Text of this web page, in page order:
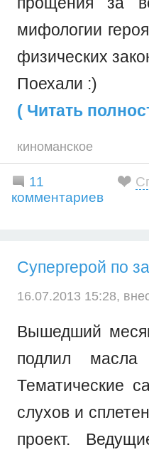
мифологии
физических
Поехали :)
( Читать
киноманское
11
комментариев
Супергерой по
16.07.2013 15:28,
Вышедший
подлил масла
Тематические
слухов и
проект.